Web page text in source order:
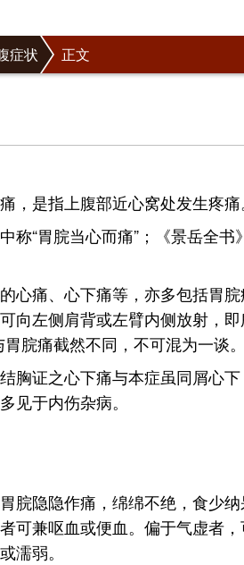
症状 正文
，是指上腹部近心窝处发生疼
称“胃脘当心而痛”；《景岳全
心痛、心下痛等，亦多包括胃
向左侧肩背或左臂内侧放射，
脘痛截然不同，不可混为一谈
结胸证之心下痛与本症虽同屑心
见于内伤杂病。
脘隐隐作痛，绵绵不绝，食少
可兼呕血或便血。偏于气虚者
濡弱。